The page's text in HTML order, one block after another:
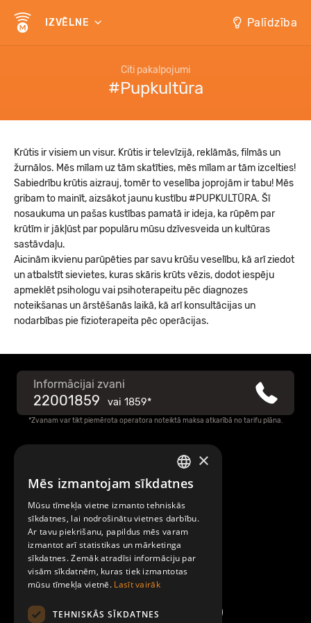
IZVĒLNE Palīdzība
Citi pakalpojumi
#Pupkultūra
Krūtis ir visiem un visur. Krūtis ir televīzijā, reklāmās, filmās un
žurnālos. Mēs mīlam uz tām skatīties, mēs mīlam ar tām izcelties!
Sabiedrību krūtis aizrauj, tomēr to veselība joprojām ir tabu! Mēs
gribam to mainīt, aizsākot jaunu kustību #PUPKULTŪRA. Šī
nosaukuma un pašas kustības pamatā ir ideja, ka rūpēm par
krūtīm ir jākļūst par populāru mūsu dzīvesveida un kultūras
sastāvdaļu.
Aicinām ikvienu parūpēties par savu krūšu veselību, kā arī ziedot
un atbalstīt sievietes, kuras skāris krūts vēzis, dodot iespēju
apmeklēt psihologu vai psihoterapeitu pēc diagnozes
noteikšanas un ārstēšanās laikā, kā arī konsultācijas un
nodarbības pie fizioterapeita pēc operācijas.
Informācijai zvani
22001859 vai 1859*
*Zvanam var tikt piemērota operatora noteiktā maksa atkarībā no tarifu plāna.
Par Mobilly
Noteikumi un līgumi
Kontakti
LATVIAN
ENGLISH
×
Mēs izmantojam sīkdatnes
Mūsu tīmekļa vietne izmanto tehniskās
sīkdatnes, lai nodrošinātu vietnes darbību.
Ar tavu piekrišanu, papildus mēs varam
izmantot arī statistikas un mārketinga
sīkdatnes. Zemāk atradīsi informāciju par
visām sīkdatnēm, kuras tiek izmantotas
mūsu tīmekļa vietnē. Lasīt vairāk
TEHNISKĀS SĪKDATNES